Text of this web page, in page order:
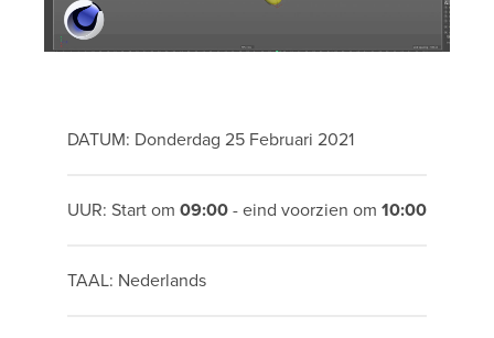
DATUM: Donderdag 25 Februari 2021
UUR: Start om 09:00- eind voorzien om 10:00
TAAL: Nederlands